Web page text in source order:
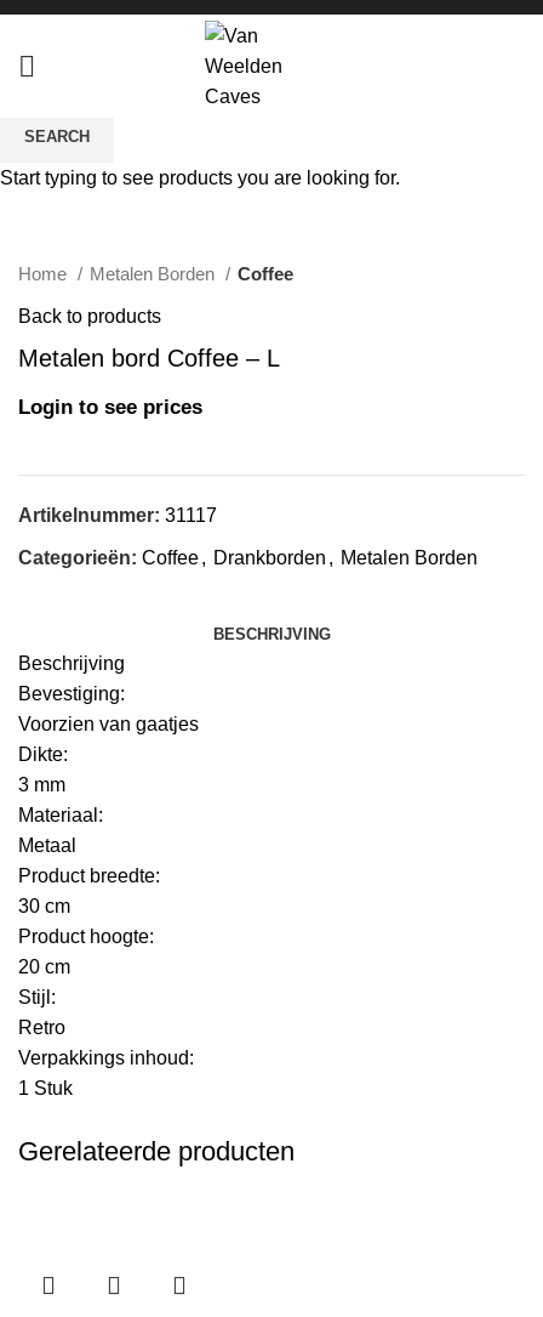
Home Metalen Borden Coffee
Back to products
Metalen bord Coffee – L
Login to see prices
Artikelnummer: 31117
Categorieën: Coffee, Drankborden , Metalen Borden
BESCHRIJVING
Beschrijving
Bevestiging:
Voorzien van gaatjes
Dikte:
3 mm
Materiaal:
Metaal
Product breedte:
30 cm
Product hoogte:
20 cm
Stijl:
Retro
Verpakkings inhoud:
1 Stuk
Gerelateerde producten
SEARCH
Start typing to see products you are looking for.